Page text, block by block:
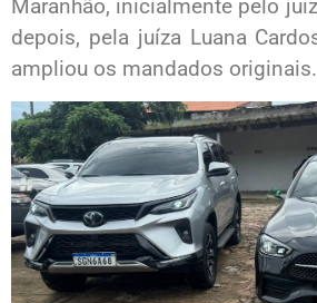
Maranhão, inicialmente pelo
depois, pela juíza Luana
ampliou os mandados originais.